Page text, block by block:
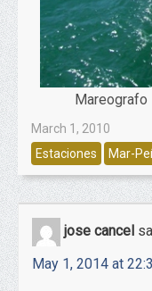
Mareografo
March 1, 2010
Estaciones
Mar-
jose cancel
May 1, 2014 at